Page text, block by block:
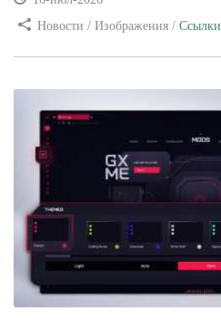
Новости / Изображения / Ссылки